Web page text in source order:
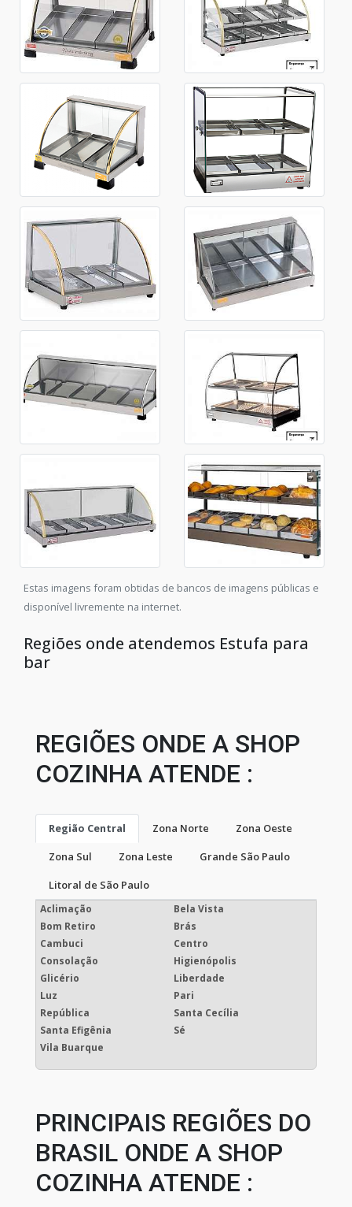
Estas imagens foram obtidas de bancos de imagens públicas e
disponível livremente na internet.
Regiões onde atendemos Estufa para
bar
REGIÕES ONDE A SHOP
COZINHA ATENDE :
Região Central Zona Norte
Zona Oeste
Zona Sul
Zona Leste
Grande São Paulo
Litoral de São Paulo
Aclimação
Bela Vista
Bom Retiro
Brás
Cambuci
Centro
Consolação
Higienópolis
Glicério
Liberdade
Luz
Pari
República
Santa Cecília
Santa Efigênia
Sé
Vila Buarque
PRINCIPAIS REGIÕES DO
BRASIL ONDE A SHOP
COZINHA ATENDE :